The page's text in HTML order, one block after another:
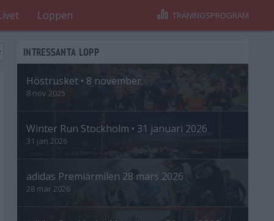
Loppen TRÄNINGSPROGRAM
INTRESSANTA LOPP
Höstrusket • 8 november
8 nov 2025
Winter Run Stockholm • 31 januari 2026
31 jan 2026
adidas Premiärmilen 28 mars 2026
28 mar 2026